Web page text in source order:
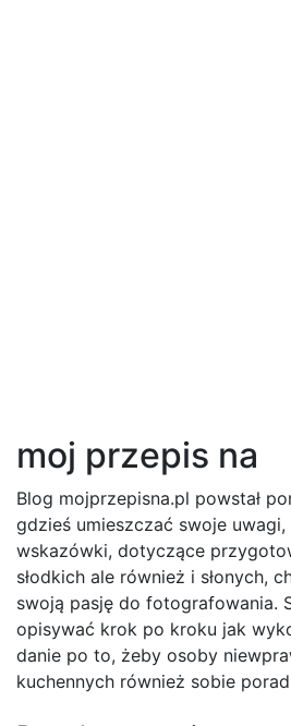
moj przepis na
Blog mojprzepisna.pl powstał
gdzieś umieszczać swoje uwagi,
wskazówki, dotyczące
słodkich ale również i słonych,
swoją pasję do fotografowania.
opisywać krok po kroku jak
danie po to, żeby osoby
kuchennych również sobie